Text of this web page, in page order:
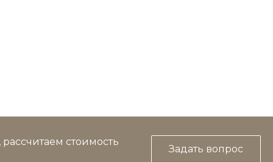
стоимость
Задать вопрос